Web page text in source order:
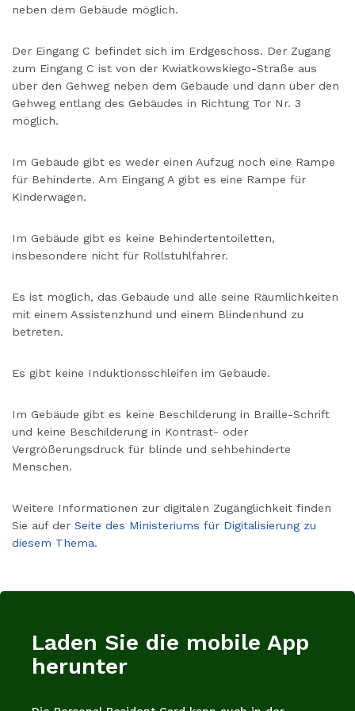
neben dem Gebäude möglich.
Der Eingang C befindet sich im Erdgeschoss. Der Zugang
zum Eingang C ist von der Kwiatkowskiego-Straße aus
über den Gehweg neben dem Gebäude und dann über den
Gehweg entlang des Gebäudes in Richtung Tor Nr. 3
möglich.
Im Gebäude gibt es weder einen Aufzug noch eine Rampe
für Behinderte. Am Eingang A gibt es eine Rampe für
Kinderwagen.
Im Gebäude gibt es keine Behindertentoiletten,
insbesondere nicht für Rollstuhlfahrer.
Es ist möglich, das Gebäude und alle seine Räumlichkeiten
mit einem Assistenzhund und einem Blindenhund zu
betreten.
Es gibt keine Induktionsschleifen im Gebäude.
Im Gebäude gibt es keine Beschilderung in Braille-Schrift
und keine Beschilderung in Kontrast- oder
Vergrößerungsdruck für blinde und sehbehinderte
Menschen.
Weitere Informationen zur digitalen Zugänglichkeit finden
Sie auf der Seite des Ministeriums für Digitalisierung zu
diesem Thema.
Laden Sie die mobile App
herunter